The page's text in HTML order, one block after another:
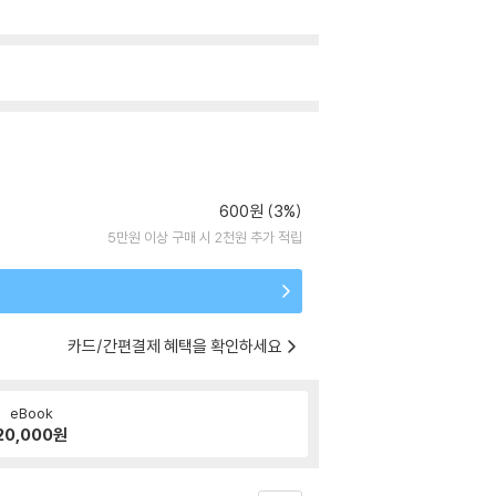
600원 (3%)
5만원 이상 구매 시 2천원 추가 적립
카드/간편결제 혜택을 확인하세요
eBook
원